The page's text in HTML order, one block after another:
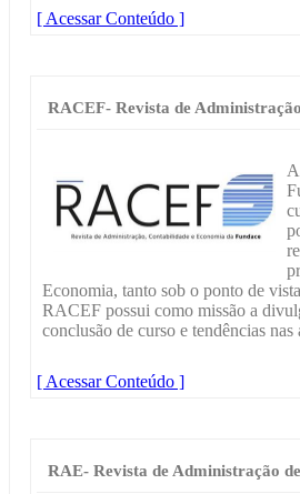
[ Acessar Conteúdo ]
RACEF- Revista de
Economia, tanto sob o ponto de
RACEF possui como missão a
conclusão de curso e tendências
[ Acessar Conteúdo ]
RAE- Revista de Administração